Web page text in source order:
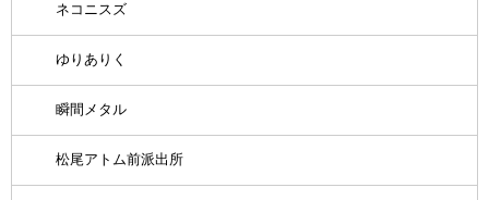
ネコニスズ
ゆりありく
瞬間メタル
松尾アトム前派出所